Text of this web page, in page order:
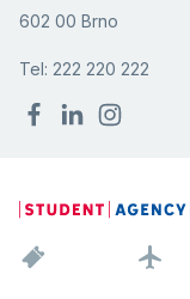
602 00 Brno
Tel: 222 220 222